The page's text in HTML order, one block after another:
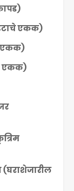
एकक)
एकक)
एकक)